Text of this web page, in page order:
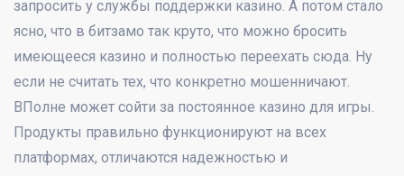
запросить у службы поддержки казино. А потом стало
ясно, что в битзамо так круто, что можно бросить
имеющееся казино и полностью переехать сюда. Ну
если не считать тех, что конкретно мошенничают.
ВПолне может сойти за постоянное казино для игры.
Продукты правильно функционируют на всех
платформах, отличаются надежностью и